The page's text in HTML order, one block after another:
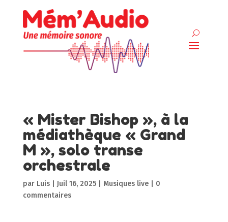
« Mister Bishop », à la
médiathèque « Grand
M », solo transe
orchestrale
par Luis| Juil 16, 2025| Musiques live| 0
commentaires